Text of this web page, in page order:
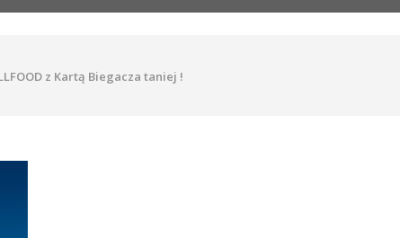
z Kartą Biegacza taniej !